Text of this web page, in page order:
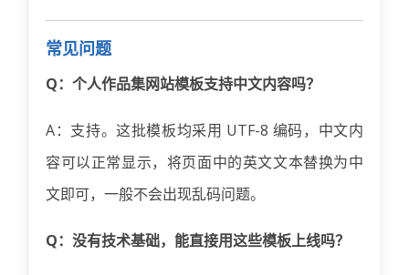
常见问题
Q：个人作品集网站模板支持中文内容吗？
A：支持。这批模板均采用 UTF-8 编码，中文内
容可以正常显示，将页面中的英文文本替换为中
文即可，一般不会出现乱码问题。
Q：没有技术基础，能直接用这些模板上线吗？